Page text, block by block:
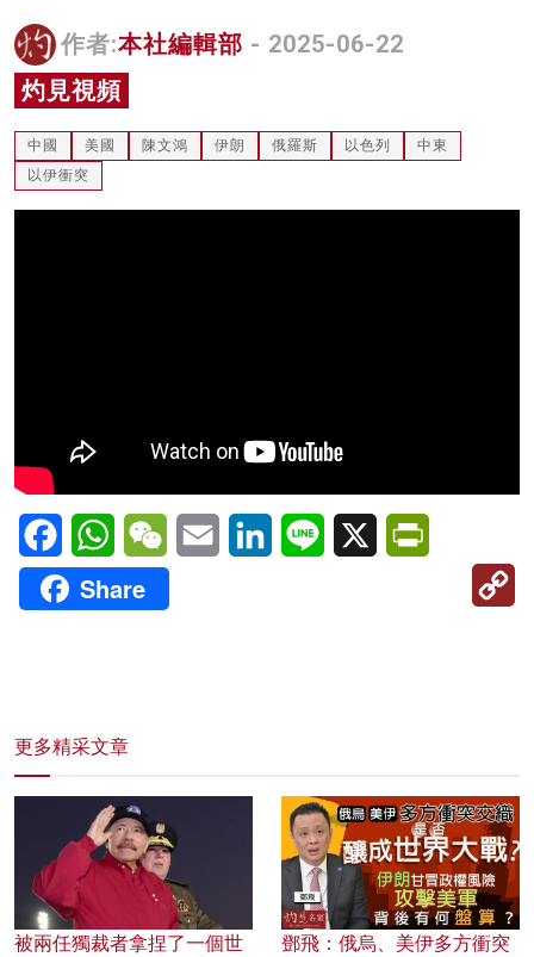
關於我們
作者:本社編輯部 - 2025-06-22
灼見視頻
中國 美國 陳文鴻 伊朗 俄羅斯 以色列
中東
以伊衝突
FacebookWhatsAppWeChatEmail LinkedInLine X
Share
更多精采文章
被兩任獨裁者拿捏了一個世
鄧飛：俄烏、美伊多方衝突